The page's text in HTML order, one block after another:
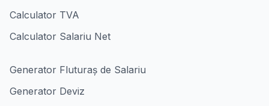
Calculator TVA
Calculator Salariu Net
Generator Fluturaș de Salariu
Generator Deviz